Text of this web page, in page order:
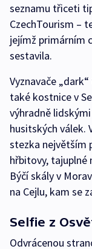
seznamu třiceti
CzechTourism –
jejímž primárním
sestavila.
Vyznavače
také kostnice v
výhradně
husitských válek.
stezka největším
hřbitovy, tajuplné
Býčí skály v
na Cejlu, kam se
Selfie z
Odvrácenou